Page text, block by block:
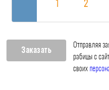
Отправляя
рабицы с
своих